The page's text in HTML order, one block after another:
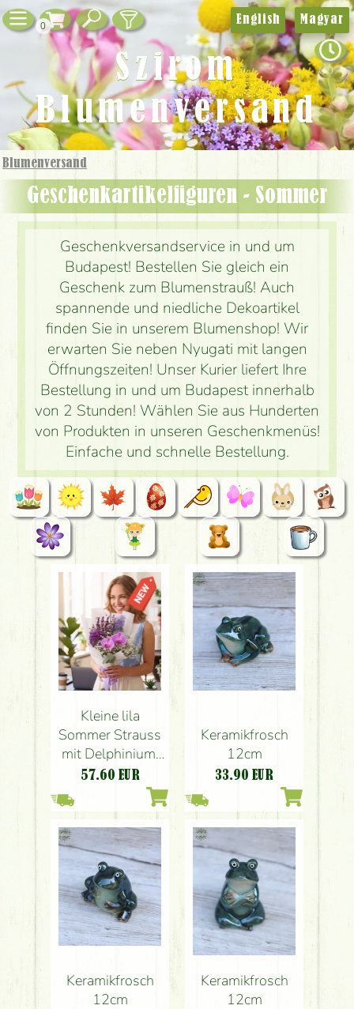
0
Blumenversand
Geschenkartikelfiguren - Sommer
Geschenkversandservice in und um
Budapest! Bestellen Sie gleich ein
Geschenk zum Blumenstrauß! Auch
spannende und niedliche Dekoartikel
finden Sie in unserem Blumenshop! Wir
erwarten Sie neben Nyugati mit langen
Öffnungszeiten! Unser Kurier liefert Ihre
Bestellung in und um Budapest innerhalb
von 2 Stunden! Wählen Sie aus Hunderten
von Produkten in unseren Geschenkmenüs!
Einfache und schnelle Bestellung.
Kleine lila
Sommer Strauss
mit Delphinium,
Orchidee
57.60 EUR
Keramikfrosch
12cm
33.90 EUR
Keramikfrosch
12cm
Keramikfrosch
12cm
English Magyar
Szirom
Blumenversand